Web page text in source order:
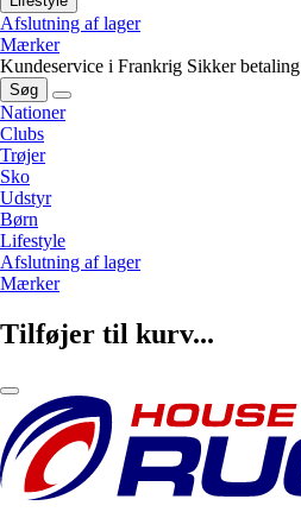
Afslutning af lager
Mærker
Kundeservice i Frankrig Sikker betaling
Søg
Nationer
Clubs
Trøjer
Sko
Udstyr
Børn
Lifestyle
Afslutning af lager
Mærker
Tilføjer til kurv...